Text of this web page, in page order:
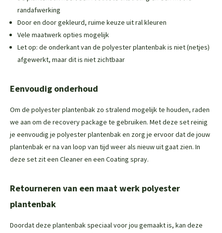
randafwerking
Door en door gekleurd, ruime keuze uit ral kleuren
Vele maatwerk opties mogelijk
Let op: de onderkant van de polyester plantenbak is niet (netjes)
afgewerkt, maar dit is niet zichtbaar
Eenvoudig onderhoud
Om de polyester plantenbak zo stralend mogelijk te houden, raden
we aan om de recovery package te gebruiken. Met deze set reinig
je eenvoudig je polyester plantenbak en zorg je ervoor dat de jouw
plantenbak er na van loop van tijd weer als nieuw uit gaat zien. In
deze set zit een Cleaneren een Coating spray.
Retourneren van een maat werk polyester
plantenbak
Doordat deze plantenbak speciaal voor jou gemaakt is, kan deze